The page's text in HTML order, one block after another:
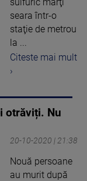
seara într-o
staţie de metrou
la ...
Citeste mai mult
›
otrăviți. Nu
20-10-2020 | 21:38
Nouă persoane
au murit după